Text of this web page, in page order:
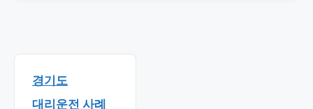
경기도
대리운전 사례